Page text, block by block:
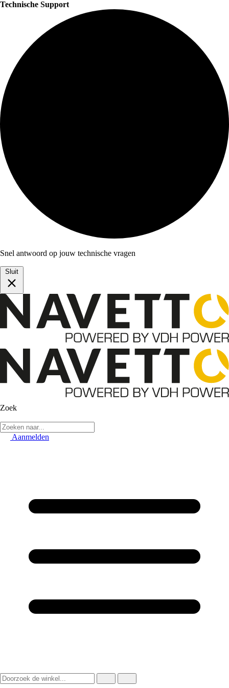
Technische Support
Snel antwoord op jouw technische vragen
Sluit
Zoek
Aanmelden